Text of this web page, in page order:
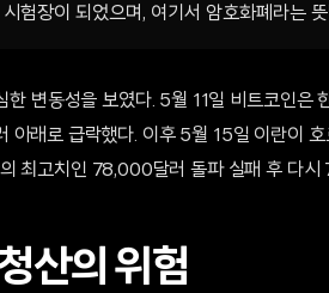
험장이 되었으며, 여기서 암호화폐라는
변동성을 보였다. 5월 11일 비트코인은
래로 급락했다. 이후 5월 15일 이란이 호
최고치인 78,000달러 돌파 실패 후 다
산의 위험